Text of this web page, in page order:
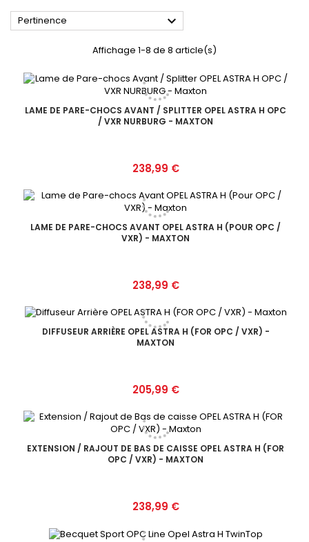
Pertinence 
Affichage 1-8 de 8 article(s)
LAME DE PARE-CHOCS AVANT / SPLITTER OPEL ASTRA H OPC
/ VXR NURBURG - MAXTON
Prix
238,99 €
LAME DE PARE-CHOCS AVANT OPEL ASTRA H (POUR OPC /
VXR) - MAXTON
Prix
238,99 €
DIFFUSEUR ARRIÈRE OPEL ASTRA H (FOR OPC / VXR) -
MAXTON
Prix
205,99 €
EXTENSION / RAJOUT DE BAS DE CAISSE OPEL ASTRA H (FOR
OPC / VXR) - MAXTON
Prix
238,99 €